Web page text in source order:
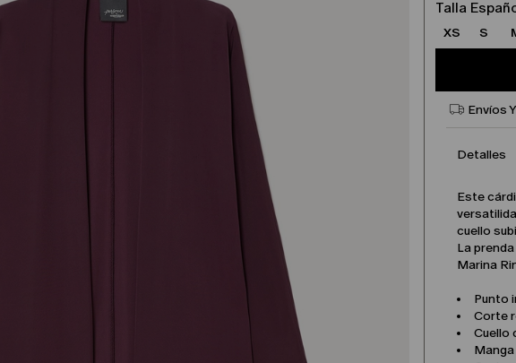
Talla
XS S
Envíos
Detalles
Este
cuello
La
Marina
Punto
Corte
Cuello